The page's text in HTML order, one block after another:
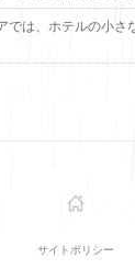
では、ホテルの小さ
サイトポリシー